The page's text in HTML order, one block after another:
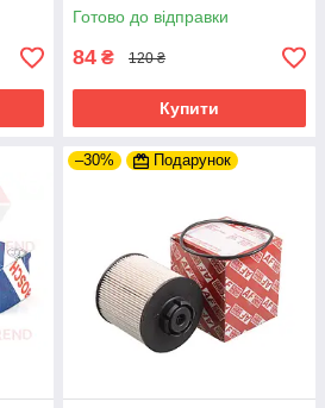
Готово до відправки
84 ₴ 120 ₴
Купити
–30% Подарунок